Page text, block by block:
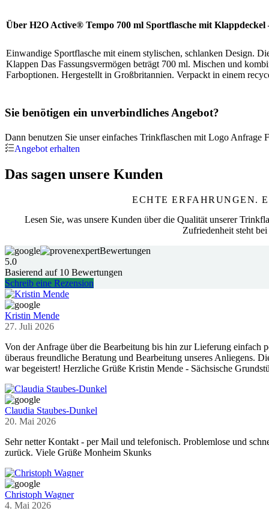
Über H2O Active® Tempo 700 ml Sportflasche mit
Einwandige Sportflasche mit einem stylischen, schlanken Design.
Klappen Das Fassungsvermögen beträgt 700 ml. Mischen und
Farboptionen. Hergestellt in Großbritannien. Verpackt in einem
Sie benötigen ein unverbindliches Angebot?
Dann benutzen Sie unser einfaches Trinkflaschen mit Logo Anfrage
Angebot erhalten
Das sagen unsere Kunden
ECHTE ERFAHRUNGEN.
Lesen Sie, was unsere Kunden über die Qualität unserer
Zufriedenheit steht
Bewertungen
5.0
Basierend auf 10 Bewertungen
Schreib eine Rezension
Kristin Mende
27. Juli 2026
Von der Anfrage über die Bearbeitung bis hin zur Lieferung einfach
überaus freundliche Beratung und Bearbeitung unseres Anliegens.
war begeistert! Herzliche Grüße Kristin Mende - Sächsische
Claudia Staubes-Dunkel
20. Mai 2026
Sehr netter Kontakt - per Mail und telefonisch. Problemlose und
zurück. Viele Grüße Monheim Skunks
Christoph Wagner
4. Mai 2026